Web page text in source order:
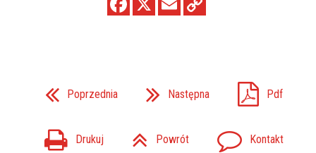
Poprzednia Następna Pdf
Drukuj Powrót Kontakt